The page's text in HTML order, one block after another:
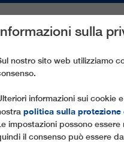
DI RICAMBIOsulla
nostro sito web utilizziamo
informazioni sui cookie
politica sulla protezione
impostazioni possono
il consenso può essere